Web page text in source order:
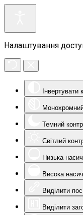
Налаштування
Інвертувати
Темний
Світлий
Низька
Висока
Виділити
Виділити